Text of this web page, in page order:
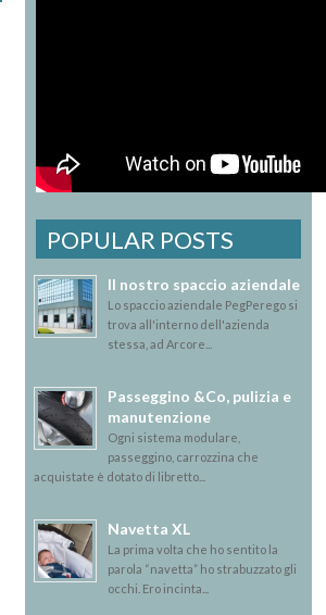
POPULAR POSTS
Il nostro spaccio aziendale
Lo spaccio aziendale PegPerego si
trova all'interno dell'azienda
stessa, ad Arcore...
Passeggino &Co, pulizia e
manutenzione
Ogni sistema modulare,
passeggino, carrozzina che
acquistate è dotato di libretto...
Navetta XL
La prima volta che ho sentito la
parola “navetta” ho strabuzzato gli
occhi. Ero incinta...